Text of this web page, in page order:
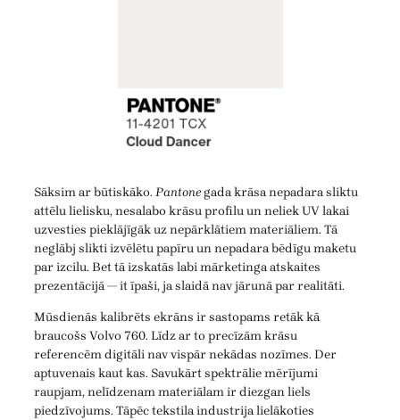
Sāksim ar būtiskāko. Pantonegada krāsa nepadara sliktu
attēlu lielisku, nesalabo krāsu profilu un neliek UV lakai
uzvesties pieklājīgāk uz nepārklātiem materiāliem. Tā
neglābj slikti izvēlētu papīru un nepadara bēdīgu maketu
par izcilu. Bet tā izskatās labi mārketinga atskaites
prezentācijā — it īpaši, ja slaidā nav jārunā par realitāti.
Mūsdienās kalibrēts ekrāns ir sastopams retāk kā
braucošs Volvo 760. Līdz ar to precīzām krāsu
referencēm digitāli nav vispār nekādas nozīmes. Der
aptuvenais kaut kas. Savukārt spektrālie mērījumi
raupjam, nelīdzenam materiālam ir diezgan liels
piedzīvojums. Tāpēc tekstila industrija lielākoties